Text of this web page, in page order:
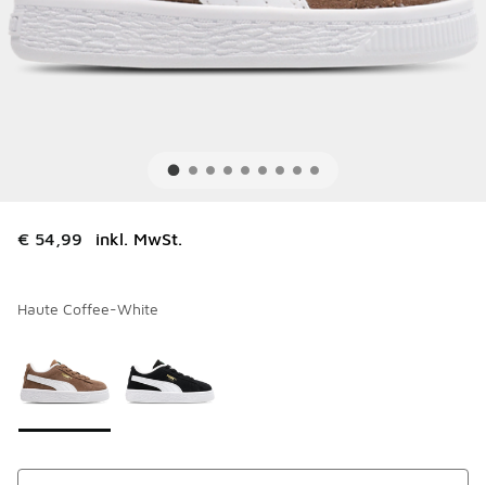
€ 54,99 inkl. MwSt.
Haute Coffee-White